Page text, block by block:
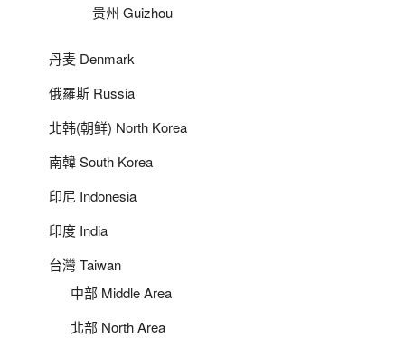
贵州 Guizhou
丹麦 Denmark
俄羅斯 Russia
北韩(朝鲜) North Korea
南韓 South Korea
印尼 Indonesia
印度 India
台灣 Taiwan
中部 Middle Area
北部 North Area